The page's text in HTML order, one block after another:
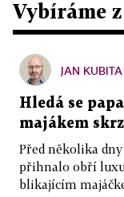
Vybíráme
JAN KUBITA
Hledá se
majákem
Před několika
přihnalo obří
blikajícím